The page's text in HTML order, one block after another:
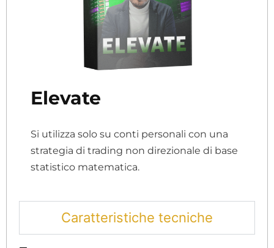
Elevate
Si utilizza solo su conti personali con una
strategia di trading non direzionale di base
statistico matematica.
Caratteristiche tecniche